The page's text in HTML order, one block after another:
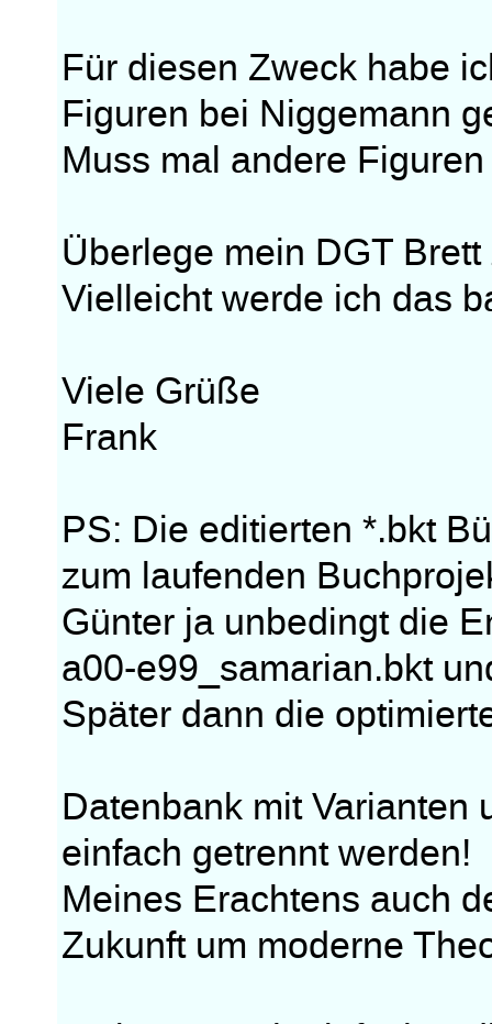
Für diesen Zweck habe
Figuren bei Niggemann
Muss mal andere
Überlege mein DGT
Vielleicht werde ich das
Viele Grüße
Frank
PS: Die editierten *.bkt
zum laufenden
Günter ja unbedingt die
a00-e99_samarian.bkt
Später dann die
Datenbank mit Varianten
einfach getrennt werden!
Meines Erachtens auch
Zukunft um moderne